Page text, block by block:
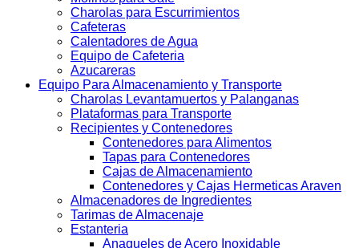
Charolas para Escurrimientos
Cafeteras
Calentadores de Agua
Equipo de Cafeteria
Azucareras
Equipo Para Almacenamiento y Transporte
Charolas Levantamuertos y Palanganas
Plataformas para Transporte
Recipientes y Contenedores
Contenedores para Alimentos
Tapas para Contenedores
Cajas de Almacenamiento
Contenedores y Cajas Hermeticas Araven
Almacenadores de Ingredientes
Tarimas de Almacenaje
Estanteria
Anaqueles de Acero Inoxidable